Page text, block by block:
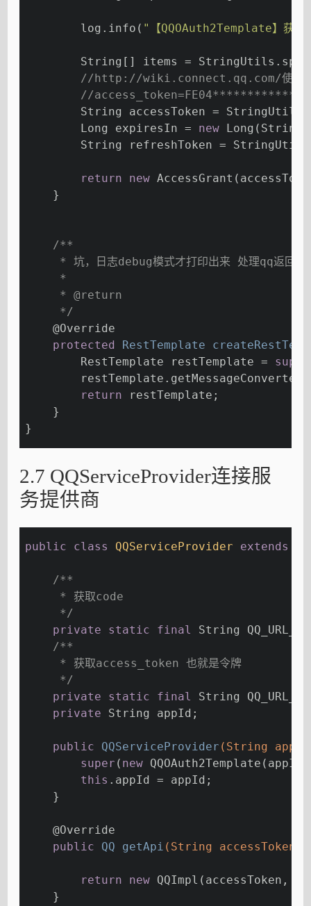
        log.info(
"【QQOAuth2Template】获
String[] items =
//http://wiki.connect.qq.com/使用
//
String accessToken =
        Long expiresIn =
new
String refreshToken =
return new
    }
/**
* 坑，日志debug模式才打印出来 处理qq返回
     *
     *
@return
     */
@Override
protected
RestTemplate
        RestTemplate restTemplate =
super
return restTemplate;
    }
}
2.7 QQServiceProvider连接服
务提供商
public class QQServiceProvider extends
/**
     * 获取code
     */
private
static final
String
/**
     * 获取access_token 也就是令牌
     */
private
static final
String
private String appId;
public QQServiceProvider (String
super ( new QQOAuth2Template(appId,
this .appId = appId;
    }
@Override
public QQ getApi (String accessToken)
return new QQImpl(accessToken,
    }